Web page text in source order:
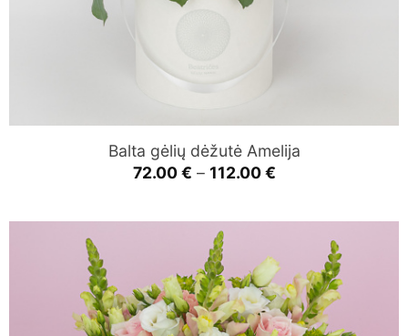
Balta gėlių dėžutė Amelija
72.00€ – 112.00€Price
through